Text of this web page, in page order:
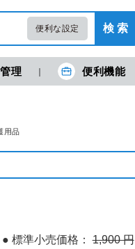
便利な設定 検 索
現在の金額合計：
理 便利機能
用品
● 標準小売価格：1,900 円